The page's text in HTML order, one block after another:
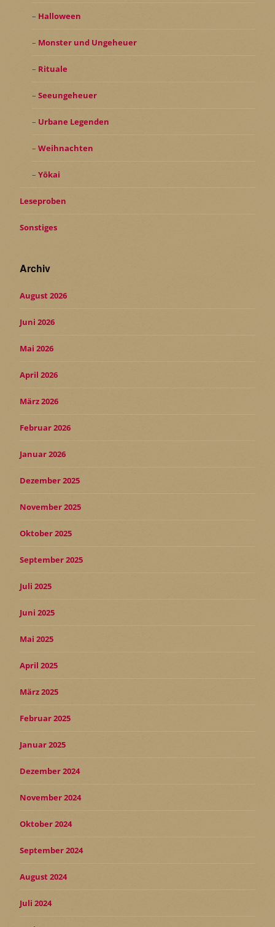
Halloween
Monster und Ungeheuer
Rituale
Seeungeheuer
Urbane Legenden
Weihnachten
Yōkai
Leseproben
Sonstiges
Archiv
August 2026
Juni 2026
Mai 2026
April 2026
März 2026
Februar 2026
Januar 2026
Dezember 2025
November 2025
Oktober 2025
September 2025
Juli 2025
Juni 2025
Mai 2025
April 2025
März 2025
Februar 2025
Januar 2025
Dezember 2024
November 2024
Oktober 2024
September 2024
August 2024
Juli 2024